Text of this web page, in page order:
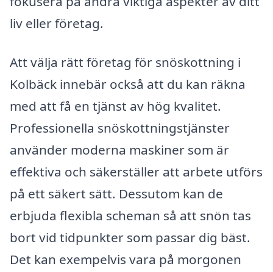
liv eller företag.
Att välja rätt företag för snöskottning i
Kolbäck innebär också att du kan räkna
med att få en tjänst av hög kvalitet.
Professionella snöskottningstjänster
använder moderna maskiner som är
effektiva och säkerställer att arbete utförs
på ett säkert sätt. Dessutom kan de
erbjuda flexibla scheman så att snön tas
bort vid tidpunkter som passar dig bäst.
Det kan exempelvis vara på morgonen